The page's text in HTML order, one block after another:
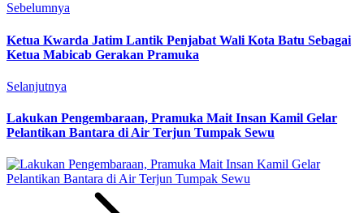
Sebelumnya
Ketua Kwarda Jatim Lantik Penjabat Wali Kota Batu Sebagai
Ketua Mabicab Gerakan Pramuka
Selanjutnya
Lakukan Pengembaraan, Pramuka Mait Insan Kamil Gelar
Pelantikan Bantara di Air Terjun Tumpak Sewu